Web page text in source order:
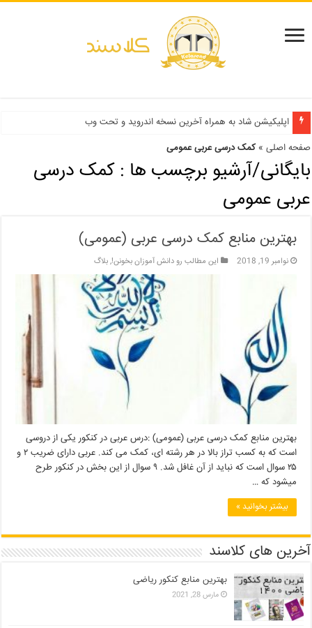
اپلیکیشن شاد به همراه آخرین نسخه اندروید و تحت وب
دفترچه انتخاب رشته کنکور سراسری ۱۳۹۹ و دانشگاه آزاد ۹۹
صفحه اصلی »کمک درسی عربی عمومی
بایگانی/آرشیو برچسب ها :کمک درسی
عربی عمومی
بهترین منابع کمک درسی عربی (عمومی)
نوامبر 19, 2018 این مطالب رو دانش آموزان بخونن!,بلاگ
بهترین منابع کمک درسی عربی (عمومی) :درس عربی در کنکور یکی از دروسی
است که به کسب تراز بالا در هر رشته ای، کمک می کند. عربی دارای ضریب ۲ و
۲۵ سوال است که نباید از آن غافل شد. ۹ سوال از این بخش در کنکور طرح
میشود که …
بیشتر بخوانید »
آخرین های کلاسند
بهترین منابع کنکور ریاضی
مارس 28, 2021